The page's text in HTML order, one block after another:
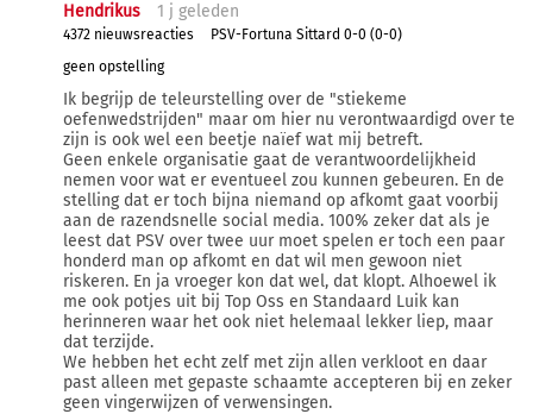
Hendrikus 1 j geleden
4372 nieuwsreacties
PSV-Fortuna Sittard 0-0 (0-0)
geen opstelling
Ik begrijp de teleurstelling over de "stiekeme
oefenwedstrijden" maar om hier nu verontwaardigd over te
zijn is ook wel een beetje naïef wat mij betreft.
Geen enkele organisatie gaat de verantwoordelijkheid
nemen voor wat er eventueel zou kunnen gebeuren. En de
stelling dat er toch bijna niemand op afkomt gaat voorbij
aan de razendsnelle social media. 100% zeker dat als je
leest dat PSV over twee uur moet spelen er toch een paar
honderd man op afkomt en dat wil men gewoon niet
riskeren. En ja vroeger kon dat wel, dat klopt. Alhoewel ik
me ook potjes uit bij Top Oss en Standaard Luik kan
herinneren waar het ook niet helemaal lekker liep, maar
dat terzijde.
We hebben het echt zelf met zijn allen verkloot en daar
past alleen met gepaste schaamte accepteren bij en zeker
geen vingerwijzen of verwensingen.